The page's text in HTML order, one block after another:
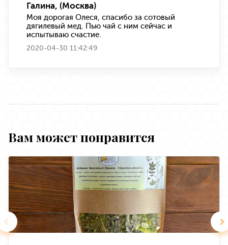
Галина, (Москва)
Моя дорогая Олеся, спасибо за сотовый
дягилевый мед. Пью чай с ним сейчас и
испытываю счастие.
2020-04-30 11:42:49
Вам может понравится